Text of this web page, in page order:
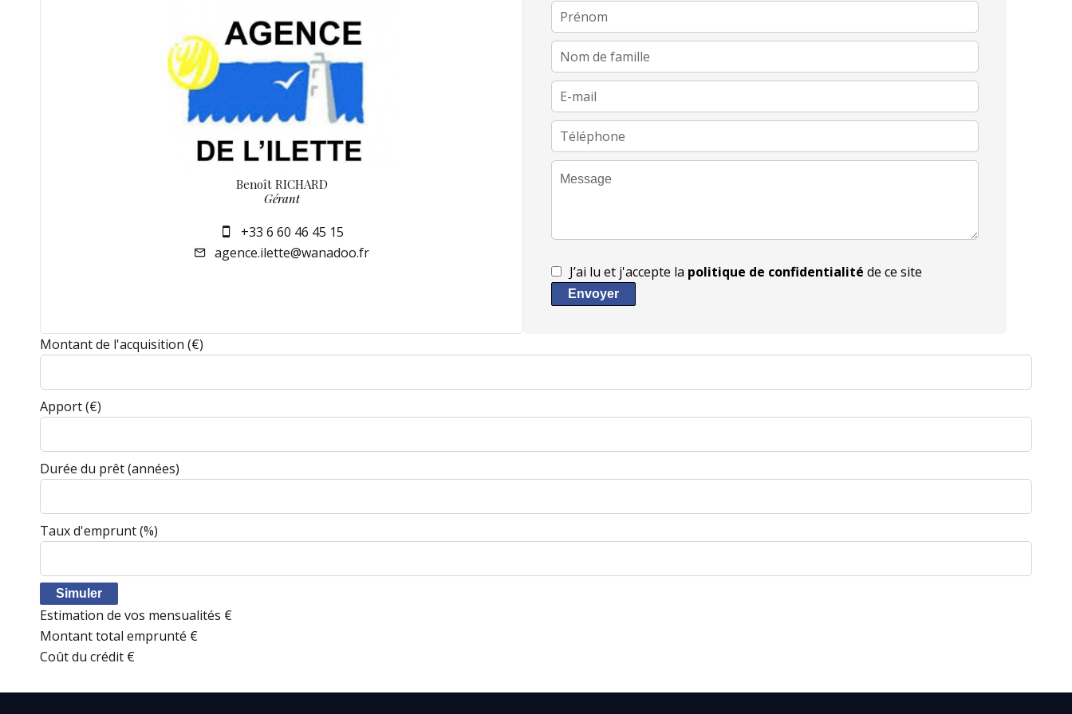
Benoît RICHARD
Gérant
+33 6 60 46 45 15
agence.ilette@wanadoo.fr
J’ai lu et j'accepte la politique de confidentialité de ce site
Envoyer
Montant de l'acquisition (€)
Apport(€)
Durée du prêt(années)
Taux d'emprunt(%)
Simuler
Estimation de vos mensualités €
Montant total emprunté €
Coût du crédit €